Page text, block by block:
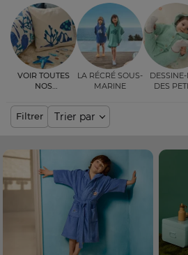
La récré sous-
marine des
Voir toutes
nos
Filtrer Trier par